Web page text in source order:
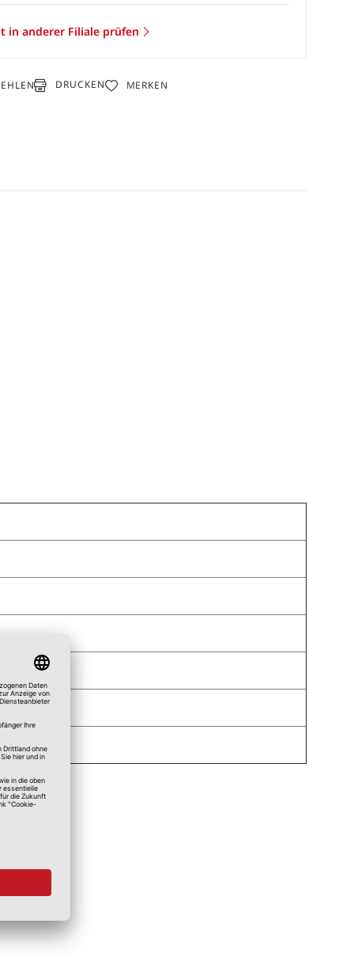
in anderer Filiale prüfen
DRUCKEN MERKEN